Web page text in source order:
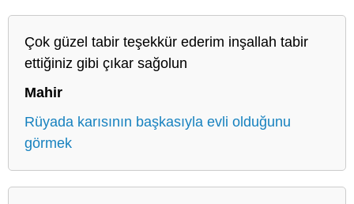
Çok güzel tabir teşekkür ederim inşallah tabir
ettiğiniz gibi çıkar sağolun
Mahir
Rüyada karısının başkasıyla evli olduğunu
görmek